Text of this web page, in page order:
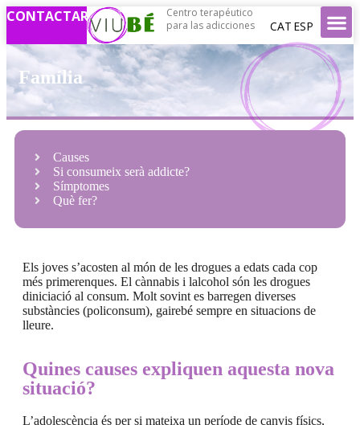
CONTACTAR
Centro terapéutico
para las adicciones
CAT ESP
Família
Els joves s’acosten al món de les drogues a edats cada cop
més primerenques. El cànnabis i lalcohol són les drogues
diniciació al consum. Molt sovint es barregen diverses
substàncies (policonsum), gairebé sempre en situacions de
lleure.
Causes
Si consumeix serà addicte?
Símptomes
Què fer?
Quines causes expliquen aquesta nova
situació?
L’adolescència és per si mateixa un període de canvis físics,